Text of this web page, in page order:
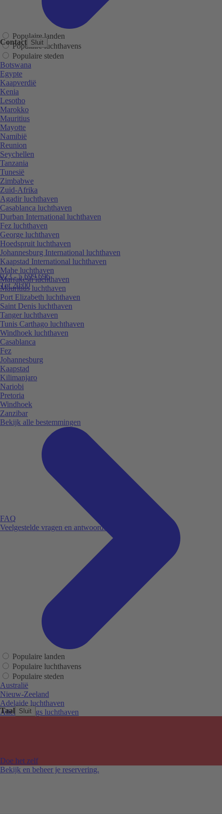
Taal Sluit
Contact Sluit
023 - 5 699 696
Tot 20:00
FAQ
Veelgestelde vragen en antwoorden.
Doe het zelf
Bekijk en beheer je reservering.
Populaire landen
Populaire luchthavens
Populaire steden
Botswana
Egypte
Kaapverdië
Kenia
Lesotho
Marokko
Mauritius
Mayotte
Namibië
Reunion
Seychellen
Tanzania
Tunesië
Zimbabwe
Zuid-Afrika
Agadir luchthaven
Casablanca luchthaven
Durban International luchthaven
Fez luchthaven
George luchthaven
Hoedspruit luchthaven
Johannesburg International luchthaven
Kaapstad International luchthaven
Mahe luchthaven
Marrakesh luchthaven
Mauritius luchthaven
Port Elizabeth luchthaven
Saint Denis luchthaven
Tanger luchthaven
Tunis Carthago luchthaven
Windhoek luchthaven
Casablanca
Fez
Johannesburg
Kaapstad
Kilimanjaro
Nariobi
Pretoria
Windhoek
Zanzibar
Bekijk alle bestemmingen
Populaire landen
Populaire luchthavens
Populaire steden
Australië
Nieuw-Zeeland
Adelaide luchthaven
Alice Springs luchthaven
Melbourne Tullamarine luchthaven
Perth luchthaven
Sydney luchthaven